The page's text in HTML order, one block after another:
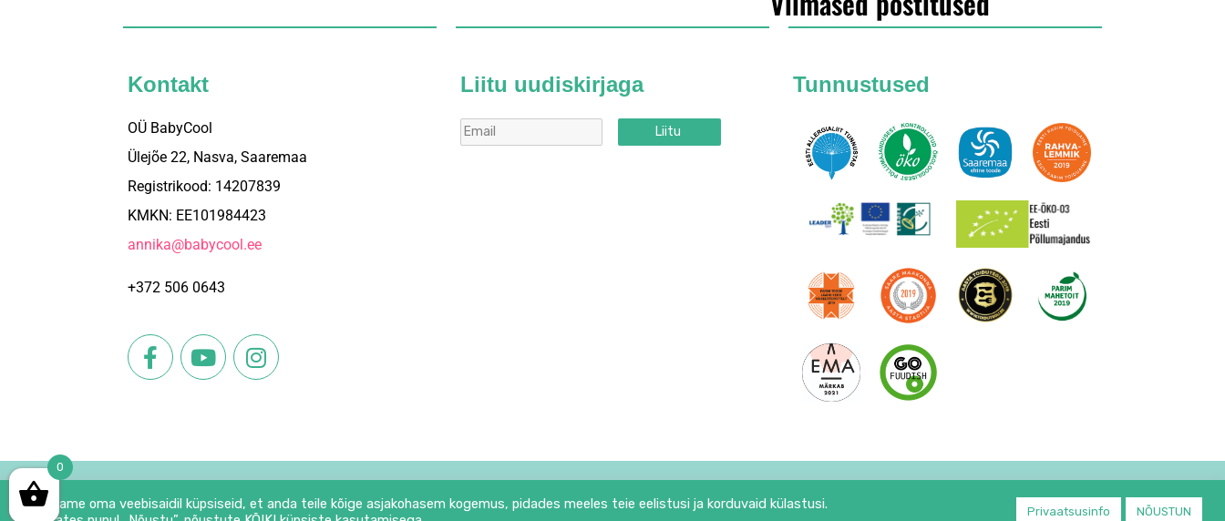
Kontakt
OÜ BabyCool
Ülejõe 22, Nasva, Saaremaa
Registrikood: 14207839
KMKN: EE101984423
annika@babycool.ee
+372 506 0643
Liitu uudiskirjaga
Liitu
Tunnustused
Lehte haldab:89
Kasutame oma veebisaidil küpsiseid, et anda teile kõige asjakohasem kogemus, pidades meeles teie eelistusi ja korduvaid külastusi.
Privaatsusinfo NÕUSTUN
0
15.18€10.12€
Lisa korvi
13.27€66,34 €/kg
Lisa korvi
5.06€25.3 €/kg
Lisa korvi
106.44€95.79€
Lisa korvi